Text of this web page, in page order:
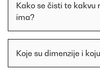
Kako se čisti te kakvu
ima?
Koje su dimenzije i